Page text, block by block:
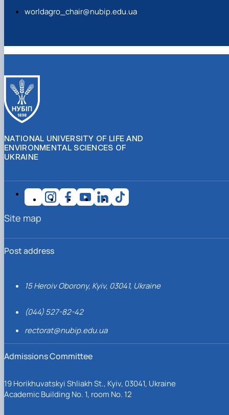
worldagro_chair@nubip.edu.ua
NATIONAL UNIVERSITY OF LIFE AND
ENVIRONMENTAL SCIENCES OF
UKRAINE
Post address
15 Heroiv Oborony, Kyiv, 03041, Ukraine
(044) 527-82-42
rectorat@nubip.edu.ua
Admissions Committee
19 Horikhuvatskyi Shliakh St., Kyiv, 03041, Ukraine
Academic Building No. 1, room No. 12
Site map